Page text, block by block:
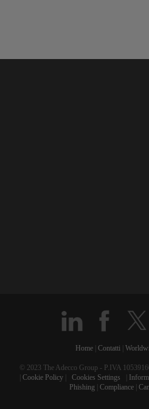
Home Contatti
© 2023 The Adecco Group - P.IVA
Cookie Policy Cookies Settings
Phishing
Compliance|